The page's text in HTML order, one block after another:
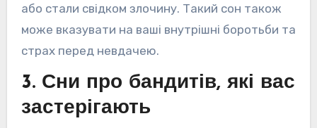
або стали свідком злочину. Такий сон також
може вказувати на ваші внутрішні боротьби та
страх перед невдачею.
3. Сни про бандитів, які вас
застерігають